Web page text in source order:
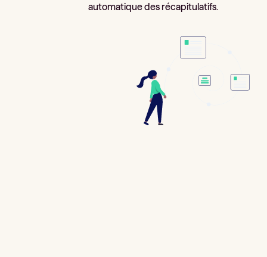
automatique des récapitulatifs.